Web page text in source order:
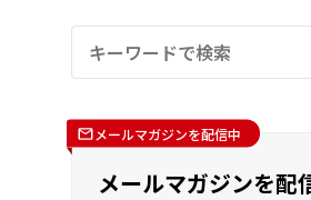
メールマガジンを配信中
メールマガジンを配